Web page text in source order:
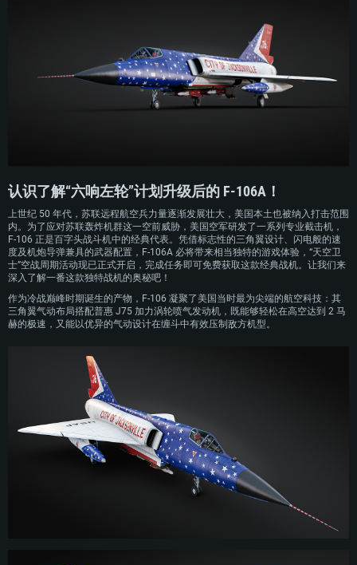
怪火箭弹及 AIM-4 猎鹰空对空导弹。F-106 三角标枪于 1959 年入役，迅速成为
上世纪 70 年代，得益于越南战争期间取得的实战经验，美国空军决定对 F-106
展开代号“六响左轮”的升级改进项目。该项目在机体内置对空火箭弹仓处加装了 1
门 20 毫米 M61 火神炮，以此加强战机的近距距接战能力，同时换装新型座舱盖
认识了解“六响左轮”计划升级后的 F-106A！
上世纪 50 年代，苏联远程航空兵力量逐渐发展壮大，美国本土也被纳入打击范围
内。为了应对苏联轰炸机群这一空前威胁，美国空军研发了一系列专业截击机，
F-106 正是百字头战斗机中的经典代表。凭借标志性的三角翼设计、闪电般的速
度及机炮导弹兼具的武器配置，F-106A 必将带来相当独特的游戏体验，“天空卫
士”空战周期活动现已正式开启，完成任务即可免费获取这款经典战机。让我们来
深入了解一番这款独特战机的奥秘吧！
作为冷战巅峰时期诞生的产物，F-106 凝聚了美国当时最为尖端的航空科技：其
三角翼气动布局搭配普惠 J75 加力涡轮喷气发动机，既能够轻松在高空达到 2 马
赫的极速，又能以优异的气动设计在缠斗中有效压制敌方机型。